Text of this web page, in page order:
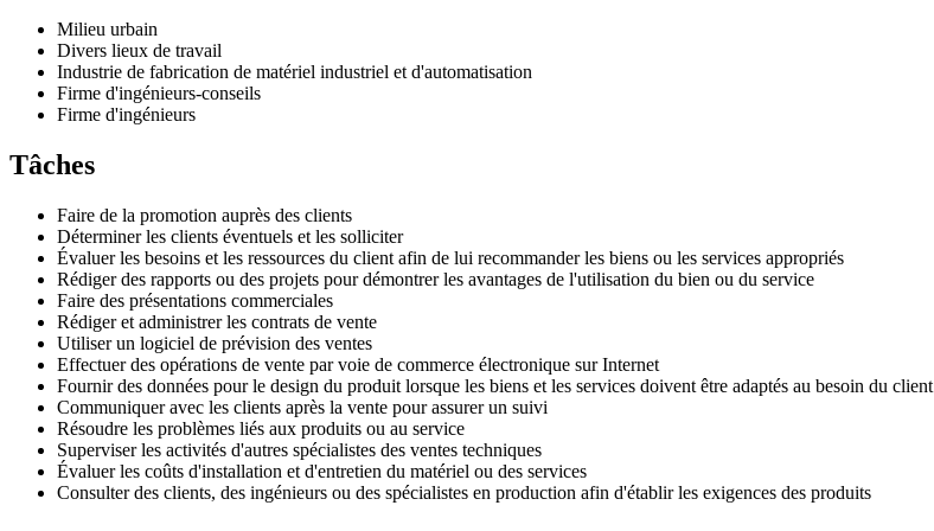
Milieu urbain
Divers lieux de travail
Industrie de fabrication de matériel industriel et d'automatisation
Firme d'ingénieurs-conseils
Firme d'ingénieurs
Tâches
Faire de la promotion auprès des clients
Déterminer les clients éventuels et les solliciter
Évaluer les besoins et les ressources du client afin de lui recommander les biens ou les services appropriés
Rédiger des rapports ou des projets pour démontrer les avantages de l'utilisation du bien ou du service
Faire des présentations commerciales
Rédiger et administrer les contrats de vente
Utiliser un logiciel de prévision des ventes
Effectuer des opérations de vente par voie de commerce électronique sur Internet
Fournir des données pour le design du produit lorsque les biens et les services doivent être adaptés au besoin du client
Communiquer avec les clients après la vente pour assurer un suivi
Résoudre les problèmes liés aux produits ou au service
Superviser les activités d'autres spécialistes des ventes techniques
Évaluer les coûts d'installation et d'entretien du matériel ou des services
Consulter des clients, des ingénieurs ou des spécialistes en production afin d'établir les exigences des produits